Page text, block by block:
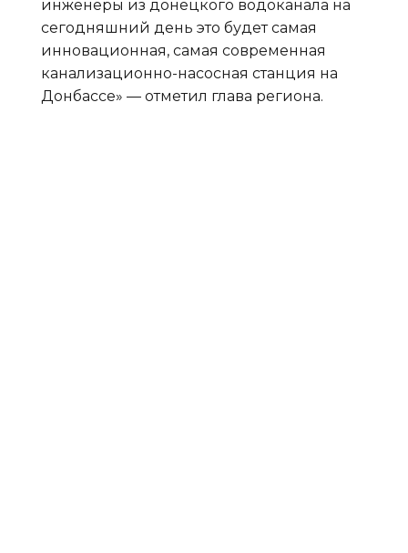
инженеры из донецкого водоканала на
сегодняшний день это будет самая
инновационная, самая современная
канализационно-насосная станция на
Донбассе» — отметил глава региона.